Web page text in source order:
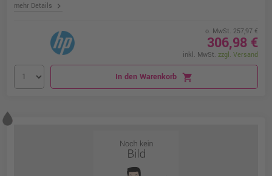
mehr Details chevron_right
o. MwSt. 257,97 €
306,98 €
inkl. MwSt. zzgl. Versand
In den Warenkorb shopping_cart